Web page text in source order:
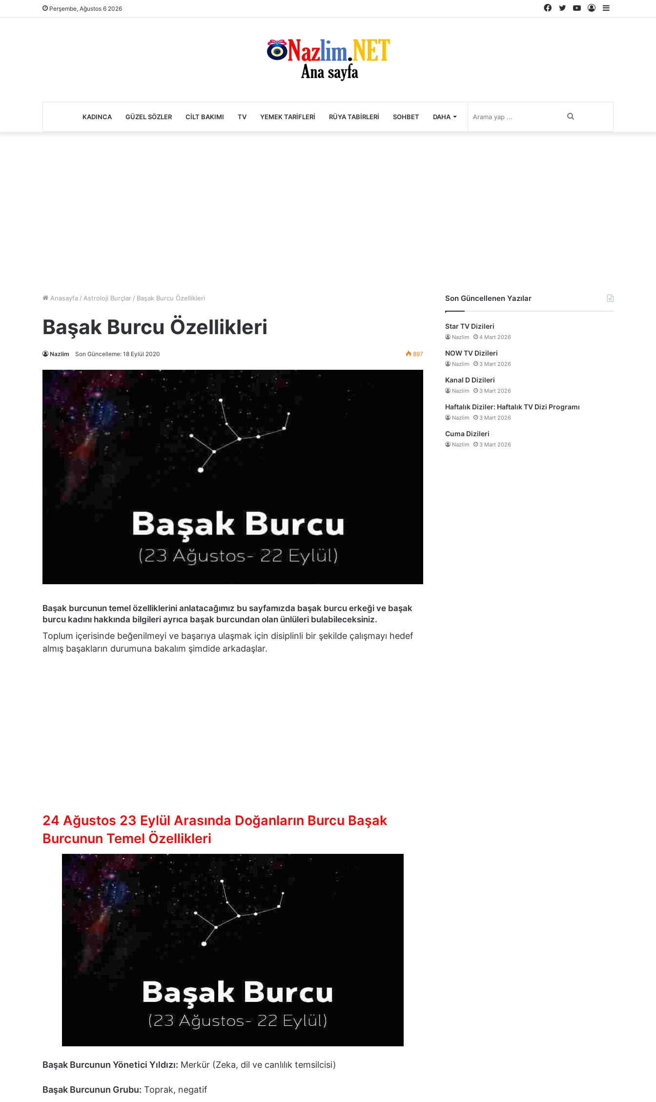
Perşembe, Ağustos 6 2026
Kenar
Kayıt
YouTube
Twitter
Facebook
KADINCA GÜZEL SÖZLER CILT BAKIMI TV YEMEK TARIFLERI RÜYA TABIRLERI SOHBET DAHA
Anasayfa / Astroloji Burçlar / Başak Burcu Özellikleri
Başak Burcu Özellikleri
Nazlim Son Güncelleme: 18 Eylül 2020 897
Başak burcunun temel özelliklerini anlatacağımız bu sayfamızda başak burcu erkeği ve başak
burcu kadını hakkında bilgileri ayrıca başak burcundan olan ünlüleri bulabileceksiniz.
Toplum içerisinde beğenilmeyi ve başarıya ulaşmak için disiplinli bir şekilde çalışmayı hedef
almış başakların durumuna bakalım şimdide arkadaşlar.
24 Ağustos 23 Eylül Arasında Doğanların Burcu Başak
Burcunun Temel Özellikleri
Başak Burcunun Yönetici Yıldızı: Merkür (Zeka, dil ve canlılık temsilcisi)
Başak Burcunun Grubu: Toprak, negatif
Son Güncellenen Yazılar
Star TV Dizileri
Nazlim 4 Mart 2026
NOW TV Dizileri
Nazlim 3 Mart 2026
Kanal D Dizileri
Nazlim 3 Mart 2026
Haftalık Diziler: Haftalık TV Dizi Programı
Nazlim 3 Mart 2026
Cuma Dizileri
Nazlim 3 Mart 2026